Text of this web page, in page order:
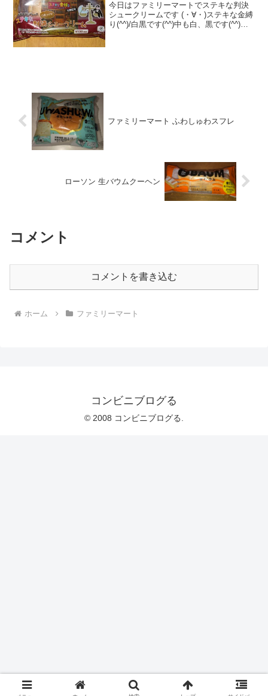
今日はファミリーマートでステキな判決
シュークリームです (・∀・)ステキな金縛
り(^^)/白黒です(^^)中も白、黒です(^^)食
ファミリーマート ふわしゅわスフレ
ローソン 生バウムクーヘン
コメント
コメントを書き込む
ホーム ファミリーマート
コンビニブログる
© 2008 コンビニブログる.